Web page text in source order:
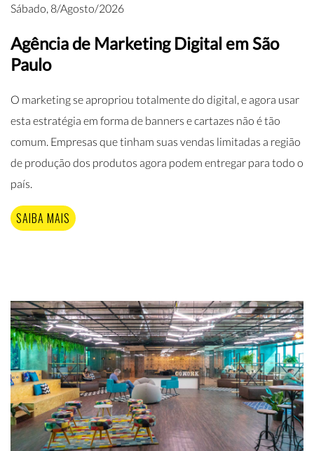
Sábado, 8/Agosto/2026
Agência de Marketing Digital em São
Paulo
O marketing se apropriou totalmente do digital, e agora usar
esta estratégia em forma de banners e cartazes não é tão
comum. Empresas que tinham suas vendas limitadas a região
de produção dos produtos agora podem entregar para todo o
país.
SAIBA MAIS